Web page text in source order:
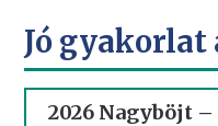
Jó gyakorlat
2026 Nagyböjt